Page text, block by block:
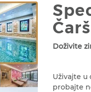
Doživite
Uživajte u
probajte